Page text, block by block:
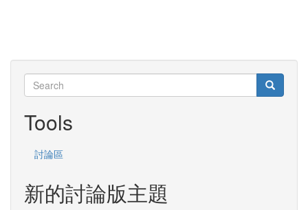
Search
Search Search
Tools
討論區
新的討論版主題